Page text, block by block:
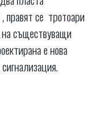
правят се тротоари
на съществуващи
е нова